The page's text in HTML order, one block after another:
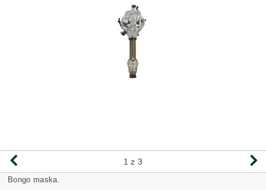
1 z 3
Bongo maska.